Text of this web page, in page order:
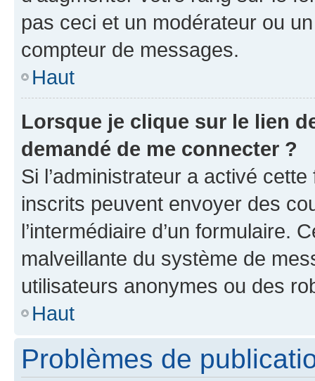
pas ceci et un modérateur ou
compteur de messages.
Haut
Lorsque je clique sur le lien
demandé de me connecter ?
Si l’administrateur a activé
inscrits peuvent envoyer des
l’intermédiaire d’un formulaire.
malveillante du système de
utilisateurs anonymes ou des
Haut
Problèmes de